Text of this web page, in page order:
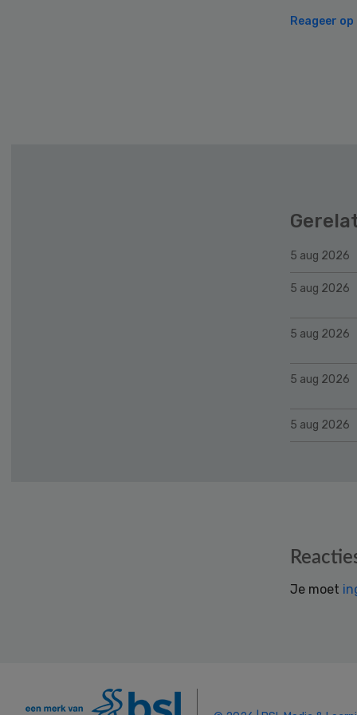
Reageer
5 aug 2026
5 aug 2026
5 aug 2026
5 aug 2026
5 aug 2026
Je moet